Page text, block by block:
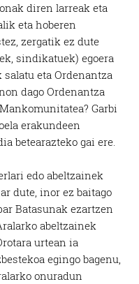
diren larreak eta
eta hoberen
zergatik ez dute
sindikatuek) egoera
eta Ordenantza
dago Ordenantza
Garbi
erakundeen
betearazteko gai ere.
edo abeltzainek
dute, inor ez baitago
Batasunak ezartzen
abeltzainek
urtean ia
egingo bagenu,
onuradun